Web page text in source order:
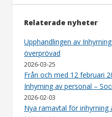
Relaterade nyheter
Upphandlingen av
överprövad
2026-03-25
Från och med 12 februari
Inhyrning av personal –
2026-02-03
Nya ramavtal för